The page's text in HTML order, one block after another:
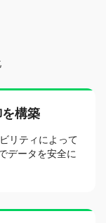
構築
リティによって
データを安全に